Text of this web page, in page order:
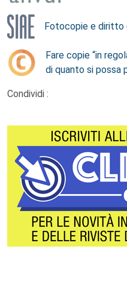
Fotocopie e diritto
Fare copie “in
di quanto si possa
Condividi :